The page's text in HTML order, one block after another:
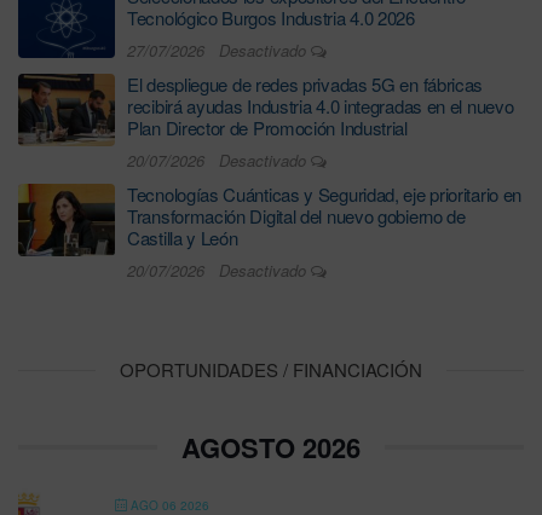
Tecnológico Burgos Industria 4.0 2026
27/07/2026 Desactivado
El despliegue de redes privadas 5G en fábricas
recibirá ayudas Industria 4.0 integradas en el nuevo
Plan Director de Promoción Industrial
20/07/2026 Desactivado
Tecnologías Cuánticas y Seguridad, eje prioritario en
Transformación Digital del nuevo gobierno de
Castilla y León
20/07/2026 Desactivado
OPORTUNIDADES / FINANCIACIÓN
AGOSTO 2026
AGO 06 2026